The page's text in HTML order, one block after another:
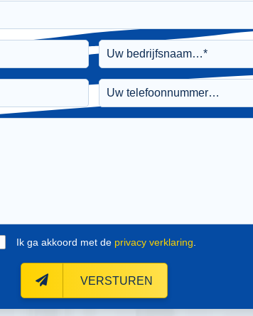
Ik ga akkoord met de privacy verklaring
VERSTUREN